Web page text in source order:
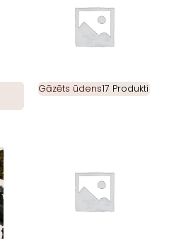
Gāzēts ūdens17 Produkti